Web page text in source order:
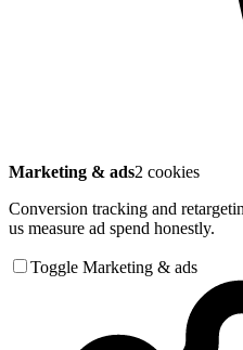
Marketing & ads2 cookies
Conversion tracking and
us measure ad spend honestly.
Toggle Marketing & ads